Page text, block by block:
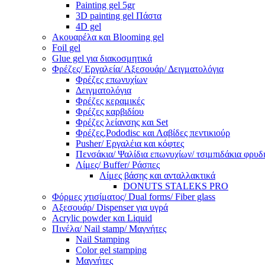
Painting gel 5gr
3D painting gel Πάστα
4D gel
Ακουαρέλα και Blooming gel
Foil gel
Glue gel για διακοσμητικά
Φρέζες/ Εργαλεία/ Αξεσουάρ/ Δειγματολόγια
Φρέζες επωνυχίων
Δειγματολόγια
Φρέζες κεραμικές
Φρέζες καρβιδίου
Φρέζες λείανσης και Set
Φρέζες,Pododisc και Λαβίδες πεντικιούρ
Pusher/ Εργαλέια και κόφτες
Πενσάκια/ Ψαλίδια επωνυχίων/ τσιμπιδάκια
Λίμες/ Buffer/ Ράσπες
Λίμες βάσης και ανταλλακτικά
DONUTS STALEKS PRO
Φόρμες χτισίματος/ Dual forms/ Fiber glass
Αξεσουάρ/ Dispenser για υγρά
Acrylic powder και Liquid
Πινέλα/ Nail stamp/ Μαγνήτες
Nail Stamping
Color gel stamping
Μαγνήτες